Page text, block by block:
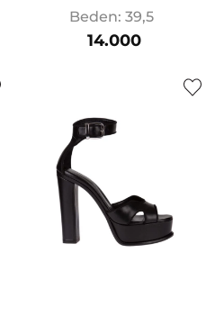
Beden: 39,5
14.000